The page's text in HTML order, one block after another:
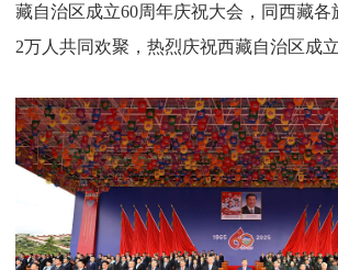
藏自治区成立60周年庆祝大会，同西藏各
2万人共同欢聚，热烈庆祝西藏自治区成立